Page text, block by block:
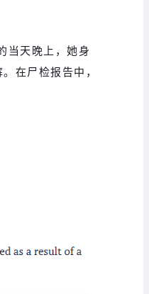
天晚上，她身
在尸检报告中，